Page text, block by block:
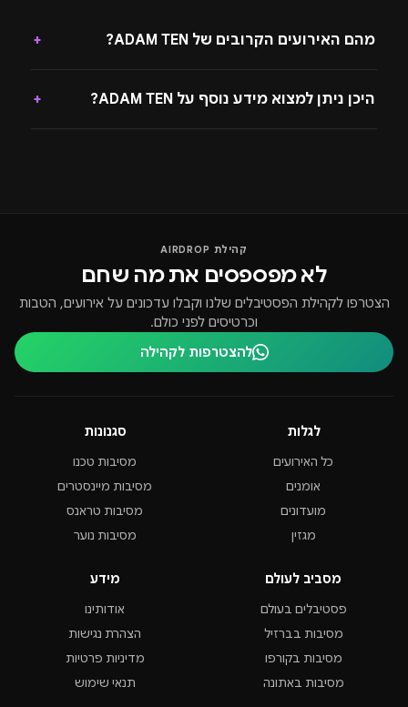
מהם האירועים הקרובים של ADAM TEN? +
היכן ניתן למצוא מידע נוסף על ADAM TEN? +
קהילת AIRDROP
לא מפספסים את מה שחם
הצטרפו לקהילת הפסטיבלים שלנו וקבלו עדכונים על אירועים, הטבות
וכרטיסים לפני כולם.
להצטרפות לקהילה
לגלות
כל האירועים
אומנים
מועדונים
מגזין
סגנונות
מסיבות טכנו
מסיבות מיינסטרים
מסיבות טראנס
מסיבות נוער
מסביב לעולם
פסטיבלים בעולם
מסיבות בברזיל
מסיבות בקורפו
מסיבות באתונה
מידע
אודותינו
הצהרת נגישות
מדיניות פרטיות
תנאי שימוש